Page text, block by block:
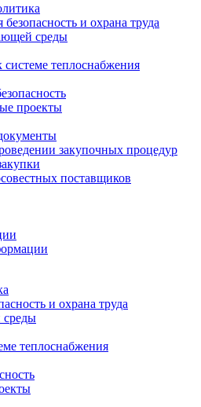
и охрана труда
среды
теплоснабжения
проекты
закупочных процедур
поставщиков
и охрана труда
теплоснабжения